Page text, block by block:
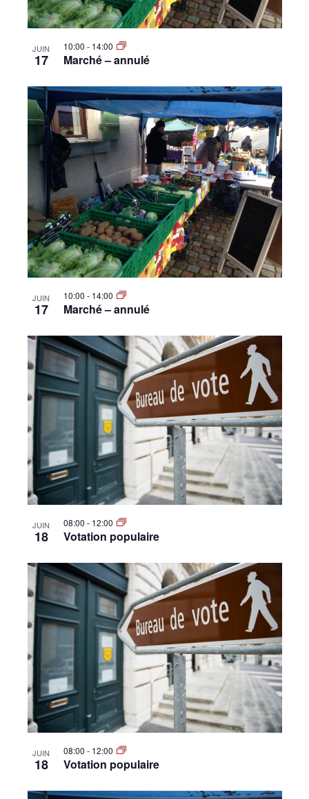
JUIN
17
10:00 - 14:00
Marché – annulé
JUIN
17
10:00 - 14:00
Marché – annulé
JUIN
18
08:00 - 12:00
Votation populaire
JUIN
18
08:00 - 12:00
Votation populaire